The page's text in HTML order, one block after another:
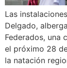
Las
Delgado,
Federados, una
el próximo 28
la natación